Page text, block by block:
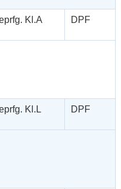
Kl.A DPF
Kl.L DPF